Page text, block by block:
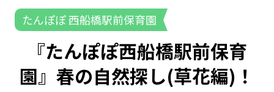
たんぽぽ
西船橋駅前保育園
たんぽぽ
海神町南保育園
たんぽぽ 西船橋駅前保育園
『たんぽぽ西船橋駅前保育
園』春の自然探し(草花編)！